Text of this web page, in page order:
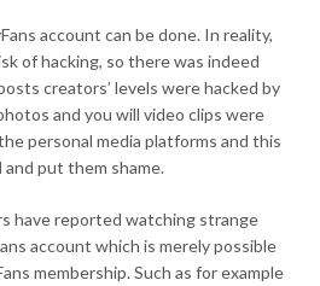
account can be done. In reality,
of hacking, so there was indeed
creators’ levels were hacked by
and you will video clips were
personal media platforms and this
and put them shame.
have reported watching strange
account which is merely possible
membership. Such as for example